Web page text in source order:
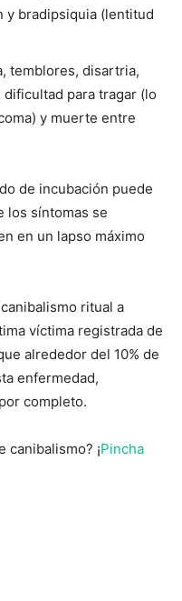
y bradipsiquia (lentitud
temblores, disartria,
para tragar (lo
y muerte entre
de incubación puede
los síntomas se
en un lapso máximo
ritual a
víctima registrada de
alrededor del 10% de
enfermedad,
completo.
canibalismo? ¡Pincha